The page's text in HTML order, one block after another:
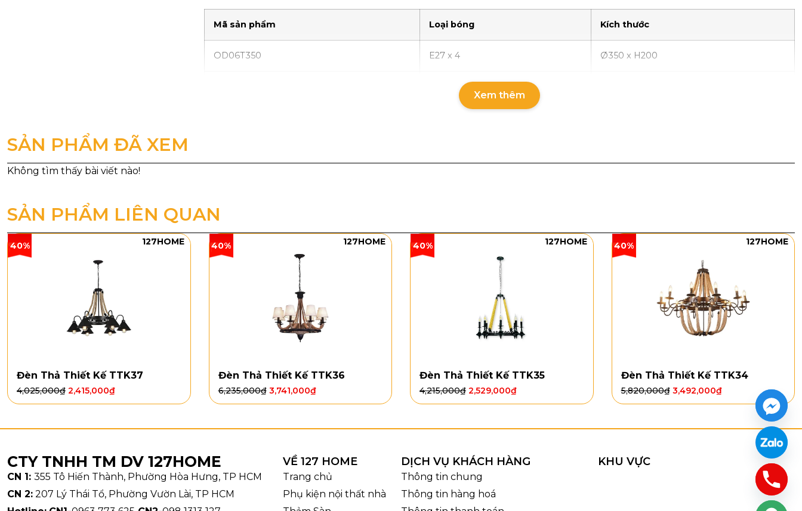
Mã sản phẩm Loại bóng Kích thước
OD06T350 E27 x 4 Ø350 x H200
Xem thêm
SẢN PHẨM ĐÃ XEM
SẢN PHẨM LIÊN QUAN
40% 127HOME
Đèn Thả Thiết Kế TTK37
4,025,000₫ 2,415,000₫
40% 127HOME
Đèn Thả Thiết Kế TTK36
6,235,000₫ 3,741,000₫
40% 127HOME
Đèn Thả Thiết Kế TTK35
4,215,000₫ 2,529,000₫
40% 127HOME
Đèn Thả Thiết Kế TTK34
5,820,000₫ 3,492,000₫
CTY TNHH TM DV 127HOME
CN 1: 355 Tô Hiến Thành, Phường Hòa Hưng, TP HCM
CN 2: 207 Lý Thái Tổ, Phường Vườn Lài, TP HCM
VỀ 127 HOME
Trang chủ
Phụ kiện nội thất nhà
DỊCH VỤ KHÁCH HÀNG
Thông tin chung
Thông tin hàng hoá
KHU VỰC